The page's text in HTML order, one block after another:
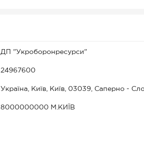
ДП "Укроборонресурси"
24967600
Україна, Київ, Київ, 03039, Саперно -
8000000000 М.КИЇВ